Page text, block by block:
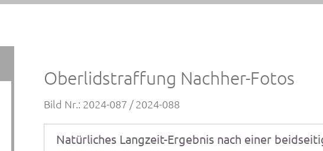
Oberlidstraffung Nachher-Fotos
Bild Nr.: 2024-087 / 2024-088
Natürliches Langzeit-Ergebnis nach einer